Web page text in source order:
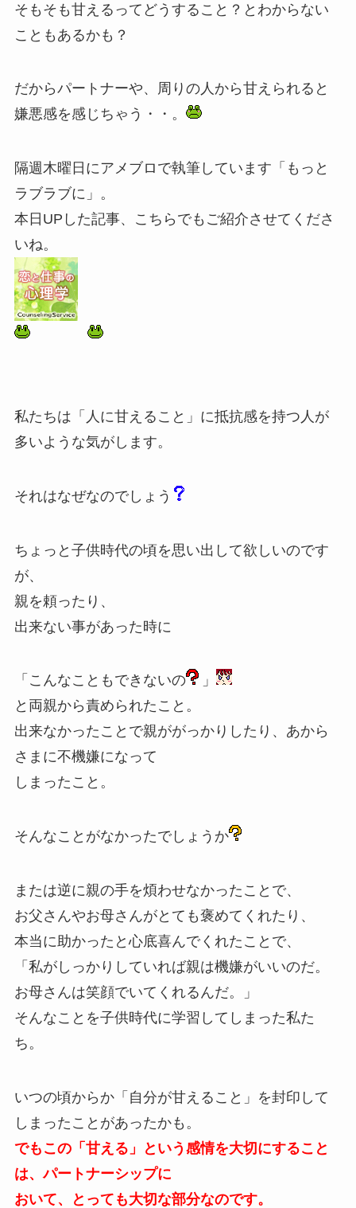
そもそも甘えるってどうすること？とわからない
こともあるかも？
だからパートナーや、周りの人から甘えられると
嫌悪感を感じちゃう・・。
隔週木曜日にアメブロで執筆しています「もっと
ラブラブに」。
本日UPした記事、こちらでもご紹介させてくださ
いね。
私たちは「人に甘えること」に抵抗感を持つ人が
多いような気がします。
それはなぜなのでしょう
ちょっと子供時代の頃を思い出して欲しいのです
が、
親を頼ったり、
出来ない事があった時に
「こんなこともできないの
」
と両親から責められたこと。
出来なかったことで親ががっかりしたり、あから
さまに不機嫌になって
しまったこと。
そんなことがなかったでしょうか
または逆に親の手を煩わせなかったことで、
お父さんやお母さんがとても褒めてくれたり、
本当に助かったと心底喜んでくれたことで、
「私がしっかりしていれば親は機嫌がいいのだ。
お母さんは笑顔でいてくれるんだ。」
そんなことを子供時代に学習してしまった私た
ち。
いつの頃からか「自分が甘えること」を封印して
しまったことがあったかも。
でもこの「甘える」という感情を大切にすること
は、パートナーシップに
おいて、とっても大切な部分なのです。